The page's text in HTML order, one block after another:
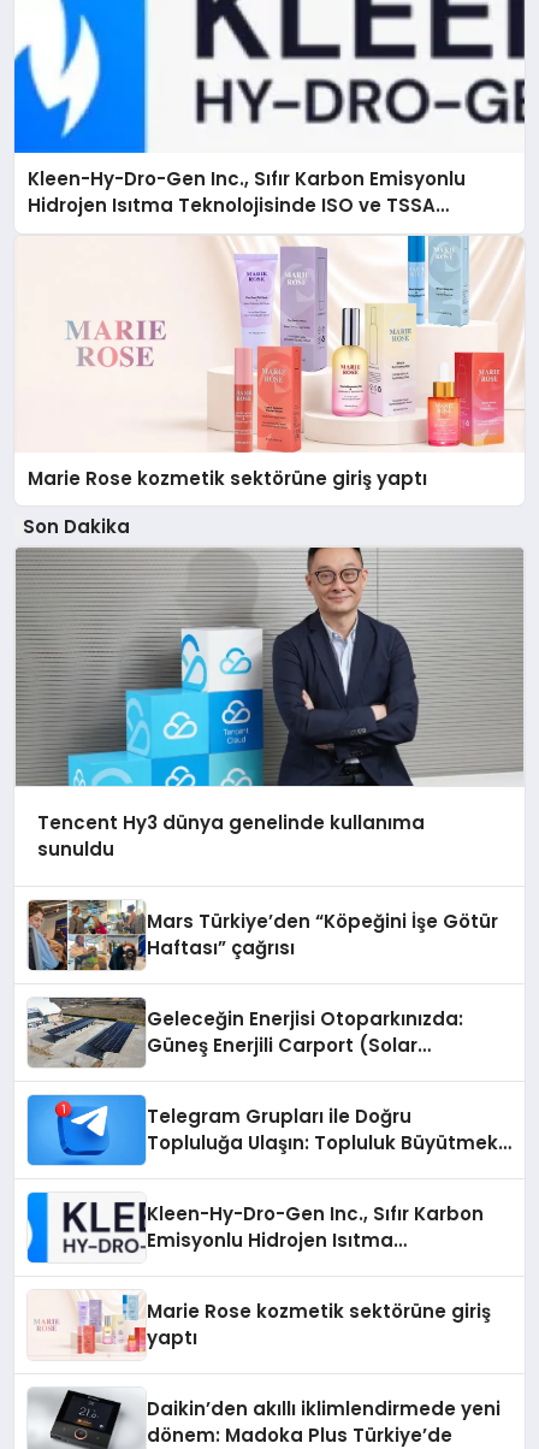
Kleen-Hy-Dro-Gen Inc., Sıfır Karbon Emisyonlu
Hidrojen Isıtma Teknolojisinde ISO ve TSSA
Düzenleyici Onaylarını Aldı
Marie Rose kozmetik sektörüne giriş yaptı
Son Dakika
Tencent Hy3 dünya genelinde kullanıma
sunuldu
Mars Türkiye’den “Köpeğini İşe Götür
Haftası” çağrısı
Geleceğin Enerjisi Otoparkınızda:
Güneş Enerjili Carport (Solar
Telegram Grupları ile Doğru
Topluluğa Ulaşın: Topluluk Büyütmek
Kleen-Hy-Dro-Gen Inc., Sıfır Karbon
Emisyonlu Hidrojen Isıtma
Marie Rose kozmetik sektörüne giriş
yaptı
Daikin’den akıllı iklimlendirmede yeni
dönem: Madoka Plus Türkiye’de